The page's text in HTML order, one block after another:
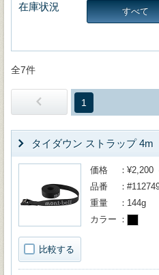
在庫状況 すべて
全7件
1
タイダウン ストラップ 4m
比較する
価格
¥2,200
品番
重量
144g
カラー